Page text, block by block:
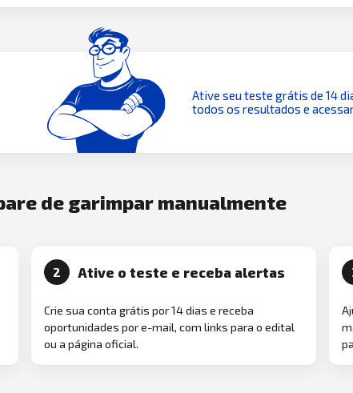
Ative seu teste grátis de 14
todos os resultados e
de garimpar manualmente
2 Ative o teste e receba alertas
Crie sua conta grátis por 14 dias e receba
oportunidades por e-mail, com links para o edital
ou a página oficial.